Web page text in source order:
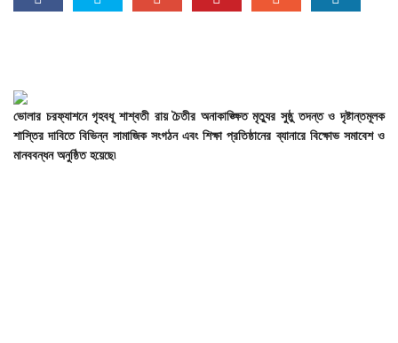
ভোলার চরফ্যাশনেগৃহবধূ শাশ্বতী রায়চৈতীর অনাকাঙ্ক্ষিতমৃত্যুরসুষ্ঠুতদন্তওদৃষ্টান্তমূলক
শাস্তিরদাবিতেবিভিন্ন সামাজিক সংগঠন এবংশিক্ষাপ্রতিষ্ঠানেরব্যানারে বিক্ষোভ সমাবেশও
মানববন্ধনঅনুষ্ঠিতহয়েছে৷